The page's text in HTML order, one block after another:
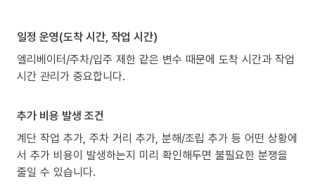
일정 운영(도착 시간, 작업 시간)
엘리베이터/주차/입주 제한 같은 변수 때문에 도착 시간과 작업
시간 관리가 중요합니다.
추가 비용 발생 조건
계단 작업 추가, 주차 거리 추가, 분해/조립 추가 등 어떤 상황에
서 추가 비용이 발생하는지 미리 확인해두면 불필요한 분쟁을
줄일 수 있습니다.